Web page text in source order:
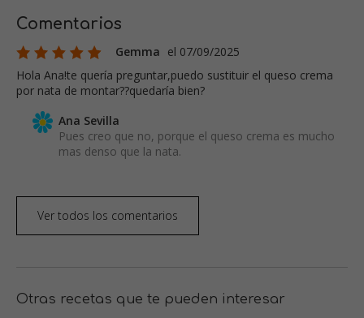
Comentarios
Gemma el 07/09/2025
Hola Ana!te quería preguntar,puedo sustituir el queso crema
por nata de montar??quedaría bien?
Ana Sevilla
Pues creo que no, porque el queso crema es mucho
mas denso que la nata.
Ver todos los comentarios
Otras recetas que te pueden interesar